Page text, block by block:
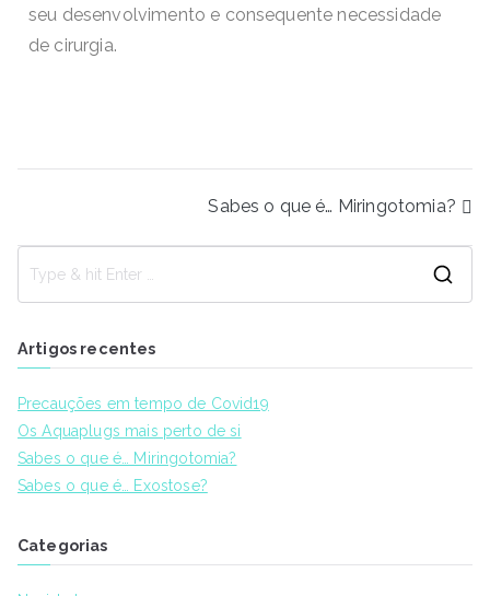
seu desenvolvimento e consequente necessidade
de cirurgia.
Sabes o que é… Miringotomia?
Artigos recentes
Precauções em tempo de Covid19
Os Aquaplugs mais perto de si
Sabes o que é… Miringotomia?
Sabes o que é… Exostose?
Categorias